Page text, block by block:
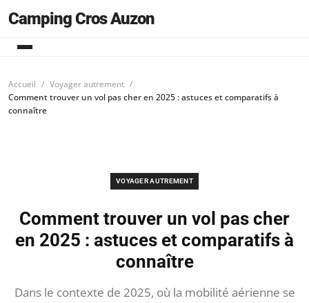
Camping Cros Auzon
Accueil
Voyager autrement
Comment trouver un vol pas cher en 2025 : astuces et comparatifs à
connaître
VOYAGER AUTREMENT
Comment trouver un vol pas cher
en 2025 : astuces et comparatifs à
connaître
Dans le contexte de 2025, où la mobilité aérienne se